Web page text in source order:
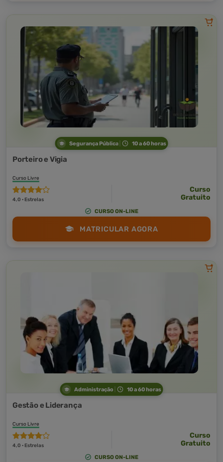
Segurança Pública 10 a 60 horas
Porteiro e Vigia
Curso Livre
4,0 · Estrelas
Curso
Gratuito
CURSO ON-LINE
MATRICULAR AGORA
Administração 10 a 60 horas
Gestão e Liderança
Curso Livre
4,0 · Estrelas
Curso
Gratuito
CURSO ON-LINE